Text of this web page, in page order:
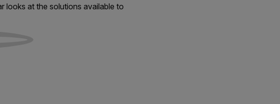
looks at the solutions available to